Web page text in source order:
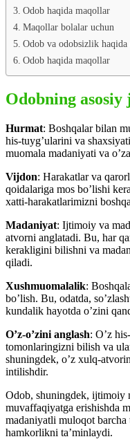
Odob haqida maqollar
Maqollar bolalar uchun
Odob va odobsizlik
Odob haqida maqollar
Odobning
Hurmat: Boshqalar bilan
his-tuyg’ularini va
muomala madaniyati va
Vijdon: Harakatlar va
qoidalariga mos bo’lishi
xatti-harakatlarimizni
Madaniyat: Ijtimoiy va
atvorni anglatadi. Bu, har
kerakligini bilishni va
qiladi.
Xushmuomalalik:
bo’lish. Bu, odatda,
kundalik hayotda o’zini
O’z-o’zini anglash: O’z
tomonlaringizni bilish va
shuningdek, o’z xulq-
intilishdir.
Odob, shuningdek, ijtimoiy
muvaffaqiyatga erishishda
madaniyatli muloqot
hamkorlikni ta’minlaydi.